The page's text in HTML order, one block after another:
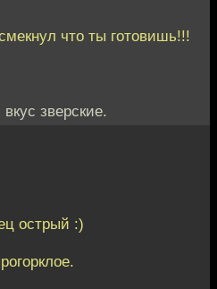
что ты готовишь!!!
зверские.
острый :)